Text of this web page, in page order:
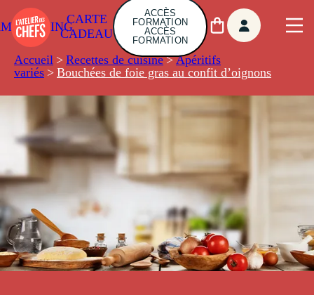
CARTE
CADEAU
ACCÈS
FORMATION
ACCÈS
FORMATION
Accueil > Recettes de cuisine > Apéritifs
variés > Bouchées de foie gras au confit d’oignons